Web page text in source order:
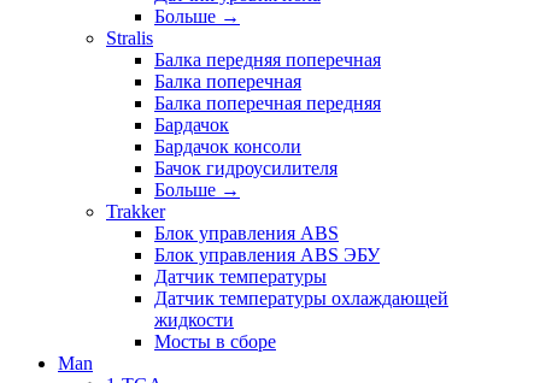
Больше →
Stralis
Балка передняя поперечная
Балка поперечная
Балка поперечная передняя
Бардачок
Бардачок консоли
Бачок гидроусилителя
Больше →
Trakker
Блок управления ABS
Блок управления ABS ЭБУ
Датчик температуры
Датчик температуры охлаждающей
жидкости
Мосты в сборе
Man